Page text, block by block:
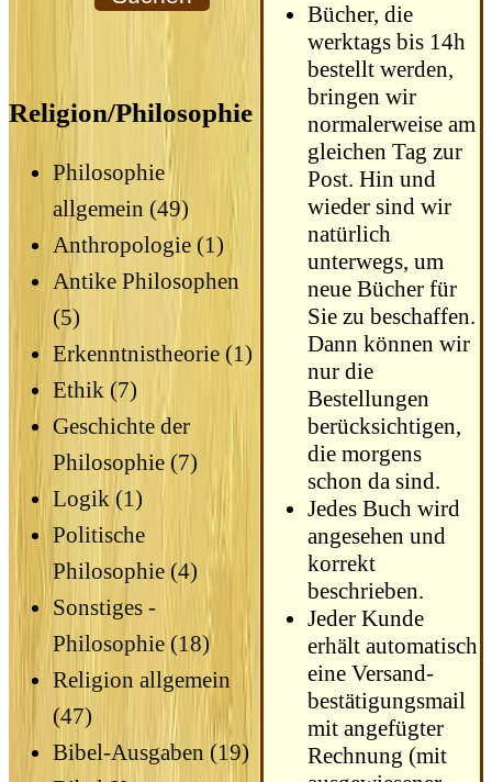
Religion/Philosophie
Philosophie
allgemein (49)
Anthropologie (1)
Antike Philosophen
(5)
Erkenntnistheorie (1)
Ethik (7)
Geschichte der
Philosophie (7)
Logik (1)
Politische
Philosophie (4)
Sonstiges -
Philosophie (18)
Religion allgemein
(47)
Bibel-Ausgaben (19)
Bücher, die
werktags bis 14h
bestellt werden,
bringen wir
normalerweise am
gleichen Tag zur
Post. Hin und
wieder sind wir
natürlich
unterwegs, um
neue Bücher für
Sie zu beschaffen.
Dann können wir
nur die
Bestellungen
berücksichtigen,
die morgens
schon da sind.
Jedes Buch wird
angesehen und
korrekt
beschrieben.
Jeder Kunde
erhält automatisch
eine Versand­
bestätigungs­mail
mit angefügter
Rechnung (mit